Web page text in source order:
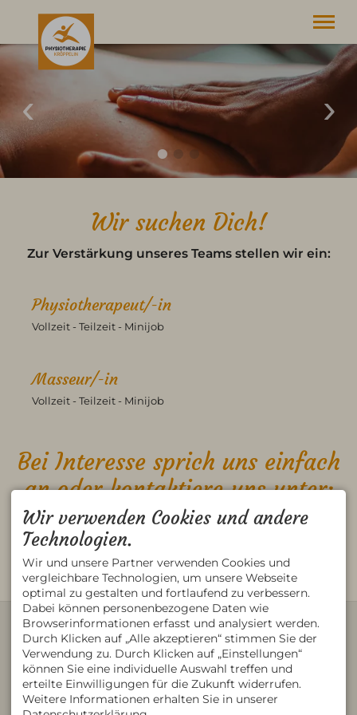
Leistungen
Job
Kontakt
08379 9780
Wir suchen Dich!
Zur Verstärkung unseres Teams stellen wir ein:
Physiotherapeut/-in
Vollzeit - Teilzeit - Minijob
Masseur/-in
Vollzeit - Teilzeit - Minijob
Bei Interesse sprich uns einfach
an oder kontaktiere uns unter:
Tel. 0049 8379 9780
info@kroeppelin.de
Wir freuen uns von Dir zu hören.
KONTAKT
Physiotherapie Kröppelin
Helga Kröppelin
Moos 1
87448 Waltenhofen
DEUTSCHLAND
Tel.+49 8379 9780
Fax +49 8379 9781
Wir verwenden Cookies und andere
Technologien.
Wir und unsere Partner verwenden Cookies und
vergleichbare Technologien, um unsere Webseite
optimal zu gestalten und fortlaufend zu verbessern.
Dabei können personenbezogene Daten wie
Browserinformationen erfasst und analysiert werden.
Durch Klicken auf „Alle akzeptieren“ stimmen Sie der
Verwendung zu. Durch Klicken auf „Einstellungen“
können Sie eine individuelle Auswahl treffen und
erteilte Einwilligungen für die Zukunft widerrufen.
Weitere Informationen erhalten Sie in unserer